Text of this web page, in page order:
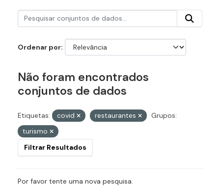
Ordenar por
Não foram encontrados
conjuntos de dados
Etiquetas: covid restaurantes
Grupos:
turismo
Filtrar Resultados
Por favor tente uma nova pesquisa.